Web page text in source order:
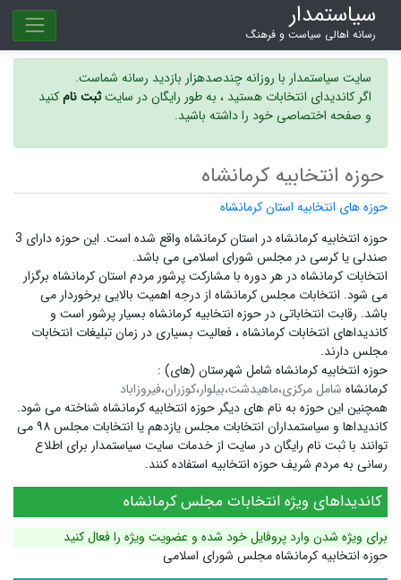
سیاستمدار
رسانه اهالی سیاست و فرهنگ
سایت سیاستمدار با روزانه چندصدهزار بازدید رسانه شماست.
اگر کاندیدای انتخابات هستید ، به طور رایگان در سایتثبت نامکنید
و صفحه اختصاصی خود را داشته باشید.
حوزه انتخابیه کرمانشاه
حوزه های انتخابیه استان کرمانشاه
حوزه انتخابیه کرمانشاه در استان کرمانشاه واقع شده است. این حوزه دارای 3
صندلی یا کرسی در مجلس شورای اسلامی می باشد.
انتخابات کرمانشاه در هر دوره با مشارکت پرشور مردم استان کرمانشاه برگزار
می شود. انتخابات مجلس کرمانشاه از درجه اهمیت بالایی برخوردار می
باشد. رقابت انتخاباتی در حوزه انتخابیه کرمانشاه بسیار پرشور است و
کاندیداهای انتخابات کرمانشاه ،فعالیت بسیاری در زمان تبلیغات انتخابات
مجلس دارند.
حوزه انتخابیه کرمانشاه شامل شهرستان (های) :
کرمانشاه شامل مرکزی،ماهیدشت،بیلوار،کوزران،فیروزاباد
همچنین این حوزه به نام های دیگر حوزه انتخابیه کرمانشاه شناخته می شود.
کاندیداها و سیاستمداران انتخابات مجلس یازدهم یا انتخابات مجلس ۹۸ می
توانند با ثبت نام رایگان در سایت از خدمات سایت سیاستمدار برای اطلاع
رسانی به مردم شریف حوزه انتخابیه استفاده کنند.
کاندیداهای ویژه انتخابات مجلس کرمانشاه
برای ویژه شدن وارد پروفایل خود شده و عضویت ویژه را فعال کنید
حوزه انتخابیه کرمانشاه مجلس شورای اسلامی